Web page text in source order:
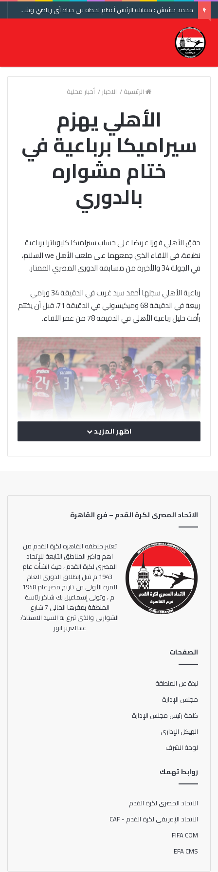
محمد حشيش : مقابلة الرئيس أعظم لحظة في حياة أي رياضي وشكرا اتحاد الكرة ومنتخب مصر
الرئيسية/ الاخبار/ أخبار محلية
الأهلي يهزم
سيراميكا برباعية في
ختام مشواره
بالدوري
حقق الأهلي فوزا عريضا على حساب سيراميكا كليوباترا برباعية
نظيفة، في اللقاء الذي جمعهما على ملعب الأهل we السلام،
في الجولة 34 والأخيرة من مسابقة الدوري المصري الممتاز.
رباعية الأهلي سجلها أحمد سيد غريب في الدقيقة 34 ورامي
ربيعة في الدقيقة 68 وميكيسوني في الدقيقة 71، قبل أن يختتم
رأفت خليل رباعية الأهلي في الدقيقة 78 من عمر اللقاء.
اظهر المزيد
الاتحاد المصرى لكرة القدم – فرع القاهرة
تعتبر منطقه القاهره لكرة القدم من
اهم واكبر المناطق التابعة للإتحاد
المصرى لكرة القدم ، حيث انشأت عام
1943 م قبل إنطلاق الدورى العام
للمرة الأولى فى تاريخ مصر عام 1948
م ، وتولى إسماعيل بك شاكر رئاسة
المنطقة بمقرها الحالى 7 شارع
الشواربى والذى تبرع به السيد الاستاذ/
عبدالعزيز انور
الصفحات
نبذة عن المنطقة
مجلس الإدارة
كلمة رئيس مجلس الإدارة
الهيكل الإدارى
لوحة الشرف
روابط تهمك
الاتحاد المصرى لكرة القدم
الاتحاد الإفريقي لكرة القدم - CAF
FIFA COM
EFA CMS